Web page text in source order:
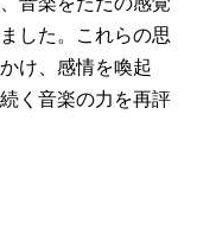
した。これらの思
け、感情を喚起
く音楽の力を再評